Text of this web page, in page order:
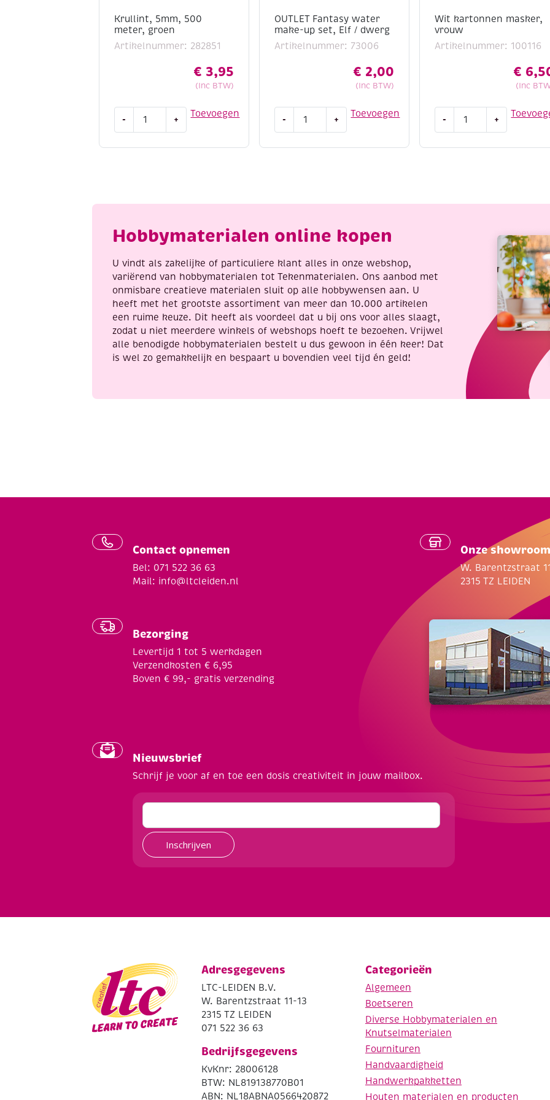
Krullint, 5mm, 500
meter, groen
Artikelnummer: 282851
€ 3,95
(Inc BTW)
Toevoegen
- +
OUTLET Fantasy water
make-up set, Elf / dwerg
Artikelnummer: 73006
€ 2,00
(Inc BTW)
Toevoegen
-
Fantasy
/
aantal
+
Wit kartonnen masker,
vrouw
Artikelnummer: 100116
€
(Inc
-
kartonnen
+
Hobbymaterialen online kopen
U vindt als zakelijke of particuliere klant alles in onze webshop,
variërend van hobbymaterialen tot Tekenmaterialen. Ons aanbod met
onmisbare creatieve materialen sluit op alle hobbywensen aan. U
heeft met het grootste assortiment van meer dan 10.000 artikelen
een ruime keuze. Dit heeft als voordeel dat u bij ons voor alles slaagt,
zodat u niet meerdere winkels of webshops hoeft te bezoeken. Vrijwel
alle benodigde hobbymaterialen bestelt u dus gewoon in één keer! Dat
is wel zo gemakkelijk en bespaart u bovendien veel tijd én geld!
Contact opnemen
Bel: 071 522 36 63
Mail: info@ltcleiden.nl
Bezorging
Levertijd 1 tot 5 werkdagen
Verzendkosten € 6,95
Boven € 99,- gratis verzending
Onze showroom
W. Barentzstraat
2315 TZ LEIDEN
Nieuwsbrief
Schrijf je voor af en toe een dosis creativiteit in jouw mailbox.
Inschrijven
Adresgegevens
LTC-LEIDEN B.V.
W. Barentzstraat 11-13
2315 TZ LEIDEN
071 522 36 63
Bedrijfsgegevens
KvKnr: 28006128
BTW: NL819138770B01
ABN: NL18ABNA0566420872
Categorieën
Algemeen
Boetseren
Diverse Hobbymaterialen en
Knutselmaterialen
Fournituren
Handvaardigheid
Handwerkpakketten
Houten materialen en producten